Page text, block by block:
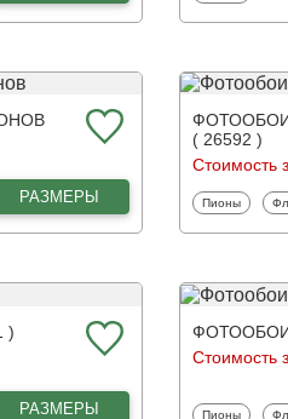
РАЗМЕРЫ
( 26592 )
Стоимость
Фотообои
Пионы
)
РАЗМЕРЫ
Стоимость
Фотообои
Пионы